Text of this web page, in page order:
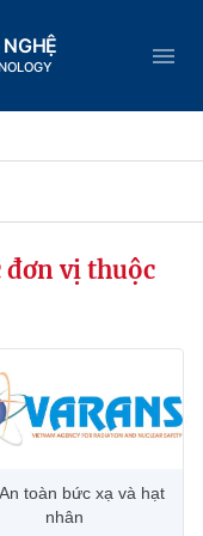
đơn vị thuộc
toàn bức xạ và hạt
nhân